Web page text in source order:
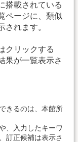
搭載されている
ページに、類似
されます。
クリックする
果が一覧表示さ
きるのは、本館所
、入力したキーワ
訂正候補は表示さ